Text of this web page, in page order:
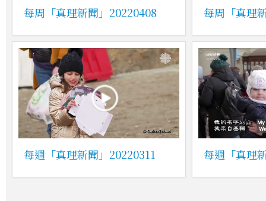
每周「真理新聞」20220408 每周「真理
每週「真理新聞」20220311 每週「真理